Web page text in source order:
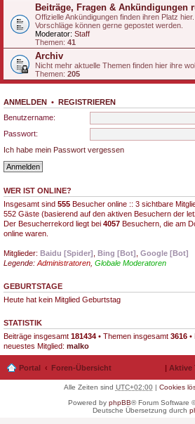
Beiträge, Fragen & Ankündigungen
Offizielle Ankündigungen finden ihren Platz
Vorschläge können gerne gepostet werden.
Moderator: Staff
Themen: 41
Archiv
Nicht mehr aktuelle Themen finden hier ihre
Themen: 205
ANMELDEN • REGISTRIEREN
Benutzername:
Passwort:
Ich habe mein Passwort vergessen
WER IST ONLINE?
Insgesamt sind 555 Besucher online :: 3 sichtbare
552 Gäste (basierend auf den aktiven Besuchern der
Der Besucherrekord liegt bei 4057 Besuchern, die am
online waren.
Mitglieder: Baidu [Spider] Bing [Bot] Google [Bot]
Legende: Administratoren Globale Moderatoren
GEBURTSTAGE
Heute hat kein Mitglied Geburtstag
STATISTIK
Beiträge insgesamt 181434 • Themen insgesamt 3616 •
neuestes Mitglied: malko
Portal Foren-Übersicht | Aktive
Alle Zeiten sind UTC+02:00| Cookies
Powered by phpBB® Forum Software
Deutsche Übersetzung durch